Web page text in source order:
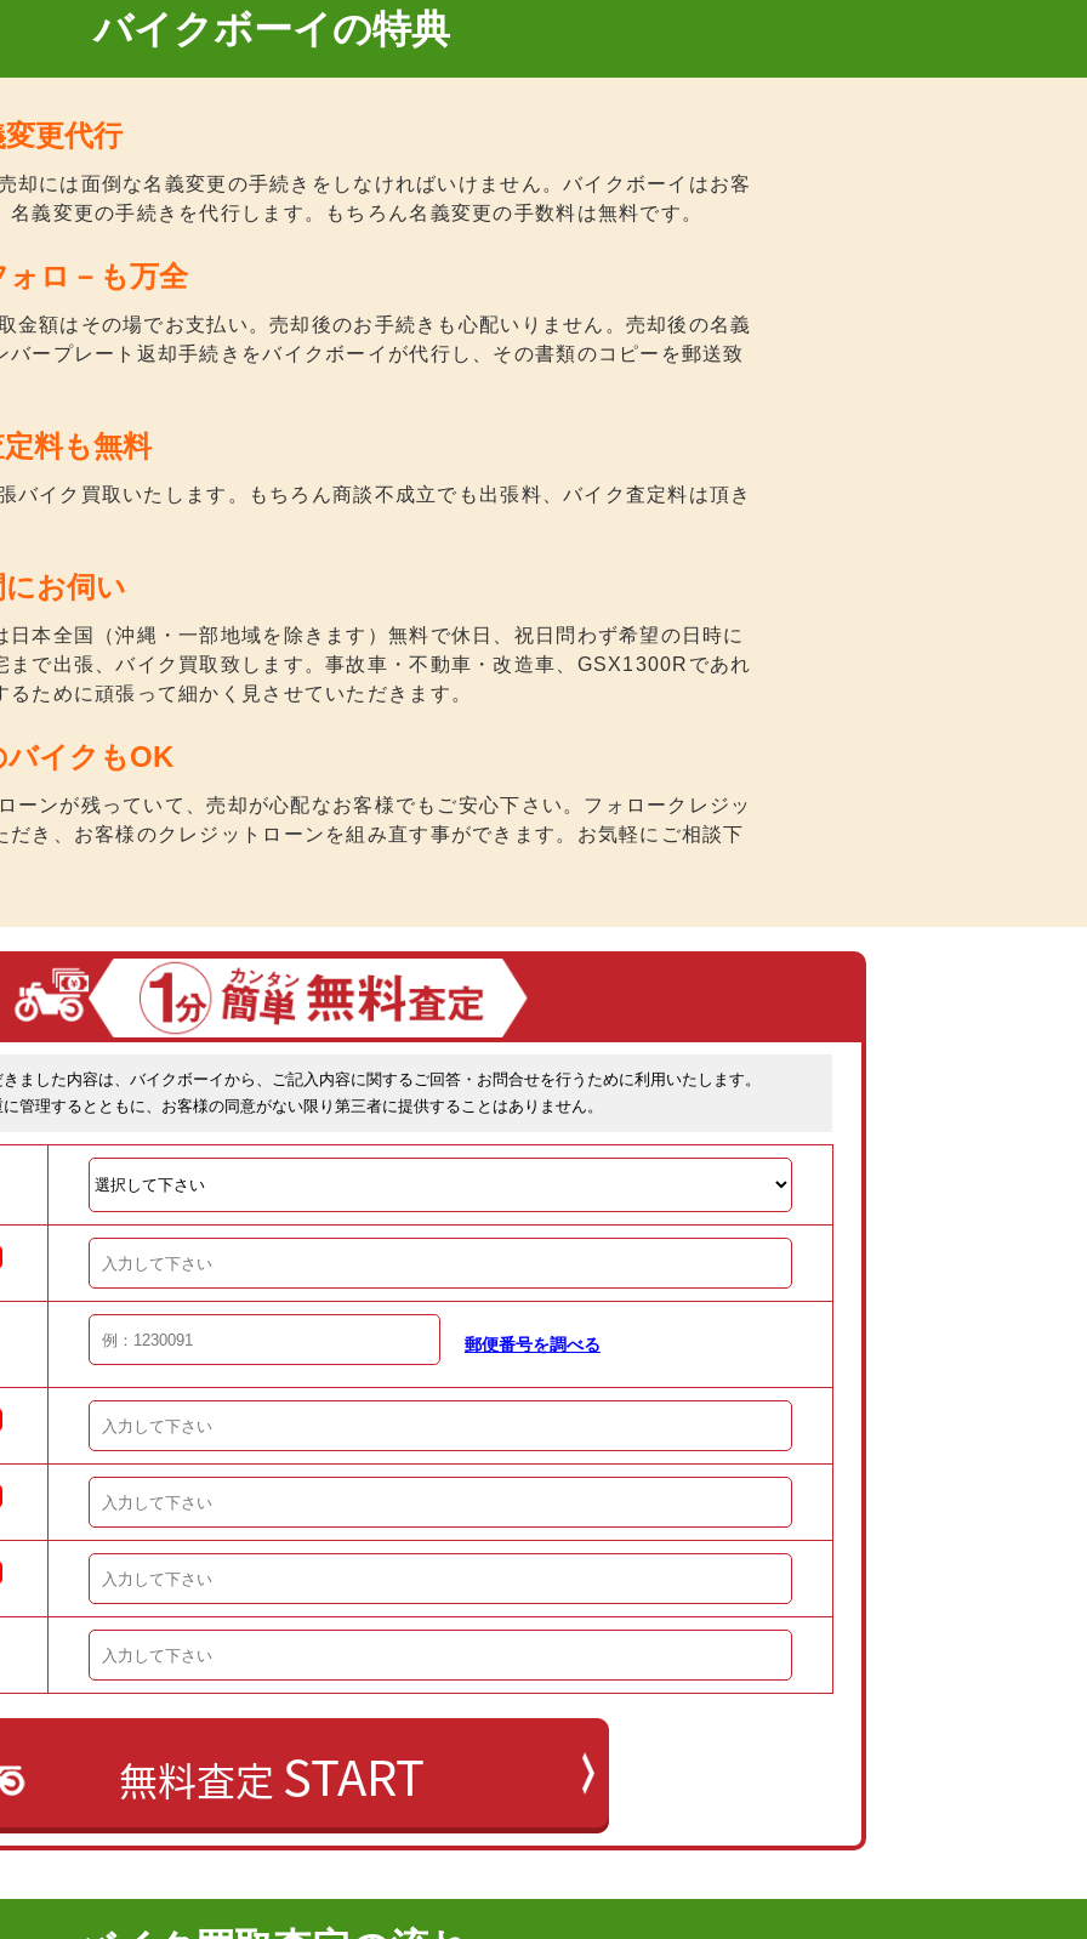
バイクボーイの特典
更代行
却には面倒な名義変更の手続きをしなければいけません。バイクボーイはお客
名義変更の手続きを代行します。もちろん名義変更の手数料は無料です。
ロ－も万全
金額はその場でお支払い。売却後のお手続きも心配いりません。売却後の名義
バープレート返却手続きをバイクボーイが代行し、その書類のコピーを郵送致
料も無料
バイク買取いたします。もちろん商談不成立でも出張料、バイク査定料は頂き
お伺い
日本全国（沖縄・一部地域を除きます）無料で休日、祝日問わず希望の日時に
まで出張、バイク買取致します。事故車・不動車・改造車、GSX1300Rであれ
るために頑張って細かく見させていただきます。
バイクもOK
ーンが残っていて、売却が心配なお客様でもご安心下さい。フォロークレジッ
だき、お客様のクレジットローンを組み直す事ができます。お気軽にご相談下
ました内容は、バイクボーイから、ご記入内容に関するご回答・お問合せを行うために利用いたします。
管理するとともに、お客様の同意がない限り第三者に提供することはありません。
郵便番号を調べる
無料査定 START